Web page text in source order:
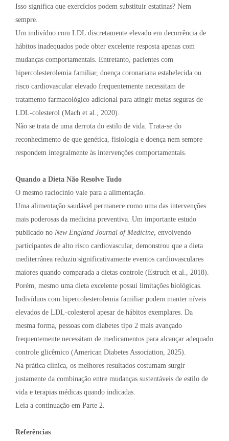
Isso significa que exercícios podem substituir estatinas? Nem
sempre.
Um indivíduo com LDL discretamente elevado em decorrência de
hábitos inadequados pode obter excelente resposta apenas com
mudanças comportamentais. Entretanto, pacientes com
hipercolesterolemia familiar, doença coronariana estabelecida ou
risco cardiovascular elevado frequentemente necessitam de
tratamento farmacológico adicional para atingir metas seguras de
LDL-colesterol (Mach et al., 2020).
Não se trata de uma derrota do estilo de vida. Trata-se do
reconhecimento de que genética, fisiologia e doença nem sempre
respondem integralmente às intervenções comportamentais.
Quando a Dieta Não Resolve Tudo
O mesmo raciocínio vale para a alimentação.
Uma alimentação saudável permanece como uma das intervenções
mais poderosas da medicina preventiva. Um importante estudo
publicado no New England Journal of Medicine, envolvendo
participantes de alto risco cardiovascular, demonstrou que a dieta
mediterrânea reduziu significativamente eventos cardiovasculares
maiores quando comparada a dietas controle (Estruch et al., 2018).
Porém, mesmo uma dieta excelente possui limitações biológicas.
Indivíduos com hipercolesterolemia familiar podem manter níveis
elevados de LDL-colesterol apesar de hábitos exemplares. Da
mesma forma, pessoas com diabetes tipo 2 mais avançado
frequentemente necessitam de medicamentos para alcançar adequado
controle glicêmico (American Diabetes Association, 2025).
Na prática clínica, os melhores resultados costumam surgir
justamente da combinação entre mudanças sustentáveis de estilo de
vida e terapias médicas quando indicadas.
Leia a continuação em Parte 2.
Referências